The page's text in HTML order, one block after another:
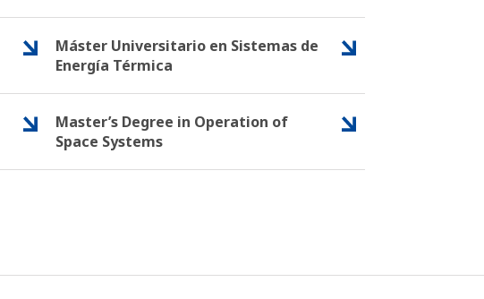
Máster Universitario en Sistemas de
Energía Térmica
Master’s Degree in Operation of
Space Systems